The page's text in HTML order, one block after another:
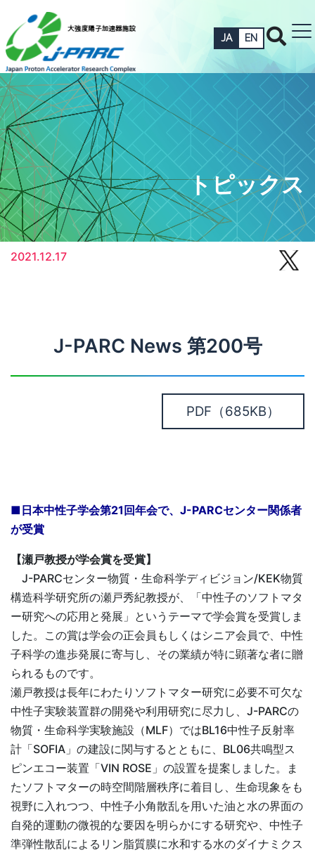
JA EN
トピックス
2021.12.17
J-PARC News 第200号
PDF （685KB）
■日本中性子学会第21回年会で、J-PARCセンター関係者
が受賞
【瀬戸教授が学会賞を受賞】
J-PARCセンター物質・生命科学ディビジョン/KEK物質
構造科学研究所の瀬戸秀紀教授が、「中性子のソフトマタ
ー研究への応用と発展」というテーマで学会賞を受賞しま
した。この賞は学会の正会員もしくはシニア会員で、中性
子科学の進歩発展に寄与し、その業績が特に顕著な者に贈
られるものです。
瀬戸教授は長年にわたりソフトマター研究に必要不可欠な
中性子実験装置群の開発や利用研究に尽力し、J-PARCの
物質・生命科学実験施設（MLF）ではBL16中性子反射率
計「SOFIA」の建設に関与するとともに、BL06共鳴型ス
ピンエコー装置「VIN ROSE 」の設置を提案しました。ま
たソフトマターの時空間階層秩序に着目し、生命現象をも
視野に入れつつ、中性子小角散乱を用いた油と水の界面の
自発的運動の微視的な要因を明らかにする研究や、中性子
準弾性散乱によるリン脂質膜に水和する水のダイナミクス